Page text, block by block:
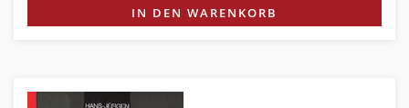
IN DEN WARENKORB